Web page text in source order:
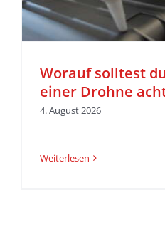
Worauf solltest
einer Drohne
4. August 2026
Weiterlesen